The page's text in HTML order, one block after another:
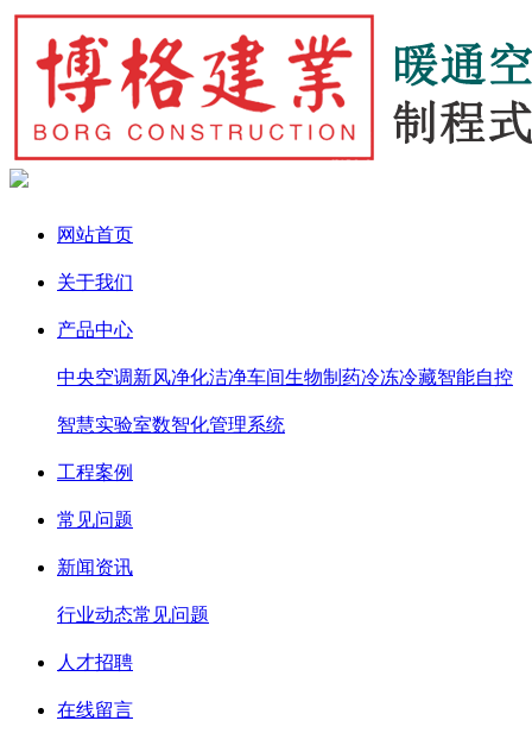
网站首页
关于我们
产品中心
中央空调新风净化洁净车间生物制药冷冻冷藏智能自控
智慧实验室数智化管理系统
工程案例
常见问题
新闻资讯
行业动态常见问题
人才招聘
在线留言